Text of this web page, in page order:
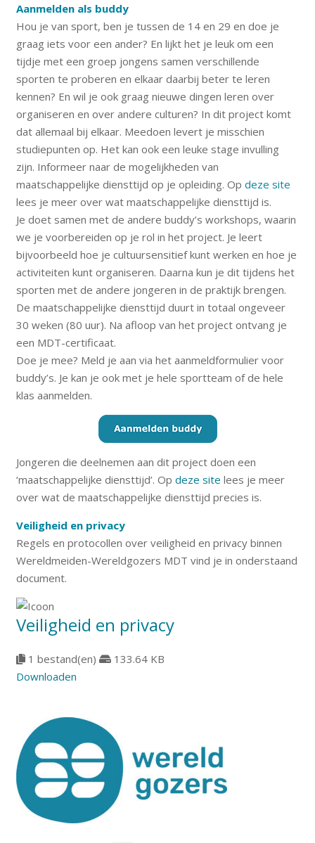
Aanmelden als buddy
Hou je van sport, ben je tussen de 14 en 29 en doe je
graag iets voor een ander? En lijkt het je leuk om een
tijdje met een groep jongens samen verschillende
sporten te proberen en elkaar daarbij beter te leren
kennen? En wil je ook graag nieuwe dingen leren over
organiseren en over andere culturen? In dit project komt
dat allemaal bij elkaar. Meedoen levert je misschien
studiepunten op. Het kan ook een leuke stage invulling
zijn. Informeer naar de mogelijkheden van
maatschappelijke diensttijd op je opleiding. Op deze site
lees je meer over wat maatschappelijke diensttijd is.
Je doet samen met de andere buddy’s workshops, waarin
we je voorbereiden op je rol in het project. Je leert
bijvoorbeeld hoe je cultuursensitief kunt werken en hoe je
activiteiten kunt organiseren. Daarna kun je dit tijdens het
sporten met de andere jongeren in de praktijk brengen.
De maatschappelijke diensttijd duurt in totaal ongeveer
30 weken (80 uur). Na afloop van het project ontvang je
een MDT-certificaat.
Doe je mee? Meld je aan via het aanmeldformulier voor
buddy’s. Je kan je ook met je hele sportteam of de hele
klas aanmelden.
Jongeren die deelnemen aan dit project doen een
‘maatschappelijke diensttijd’. Op deze site lees je meer
over wat de maatschappelijke diensttijd precies is.
Veiligheid en privacy
Regels en protocollen over veiligheid en privacy binnen
Wereldmeiden-Wereldgozers MDT vind je in onderstaand
document.
Veiligheid en privacy
1 bestand(en)
133.64 KB
Downloaden